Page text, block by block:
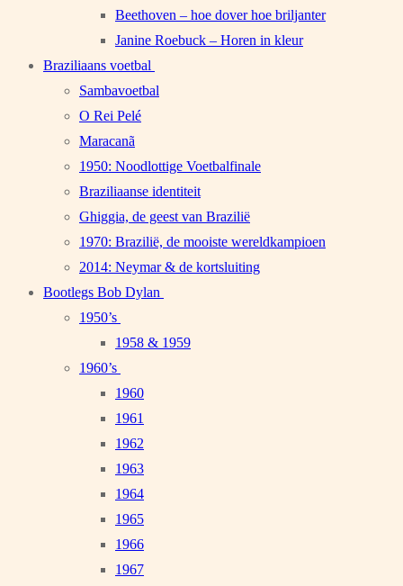
Beethoven – hoe dover hoe briljanter
Janine Roebuck – Horen in kleur
Braziliaans voetbal
Sambavoetbal
O Rei Pelé
Maracanã
1950: Noodlottige Voetbalfinale
Braziliaanse identiteit
Ghiggia, de geest van Brazilië
1970: Brazilië, de mooiste wereldkampioen
2014: Neymar & de kortsluiting
Bootlegs Bob Dylan
1950’s
1958 & 1959
1960’s
1960
1961
1962
1963
1964
1965
1966
1967